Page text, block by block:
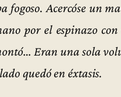
fogoso. Acercóse un
por el espinazo
Eran una sola
quedó en éxtasis.